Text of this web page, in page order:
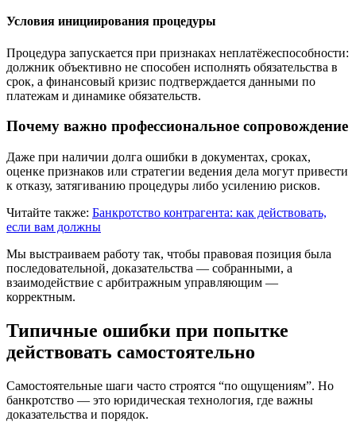
Условия инициирования процедуры
Процедура запускается при признаках неплатёжеспособности:
должник объективно не способен исполнять обязательства в
срок, а финансовый кризис подтверждается данными по
платежам и динамике обязательств.
Почему важно профессиональное сопровождение
Даже при наличии долга ошибки в документах, сроках,
оценке признаков или стратегии ведения дела могут привести
к отказу, затягиванию процедуры либо усилению рисков.
Читайте также: Банкротство контрагента: как действовать,
если вам должны
Мы выстраиваем работу так, чтобы правовая позиция была
последовательной, доказательства — собранными, а
взаимодействие с арбитражным управляющим —
корректным.
Типичные ошибки при попытке
действовать самостоятельно
Самостоятельные шаги часто строятся “по ощущениям”. Но
банкротство — это юридическая технология, где важны
доказательства и порядок.